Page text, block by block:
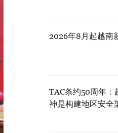
2026年8月起越南
TAC条约50周年：
神是构建地区安全